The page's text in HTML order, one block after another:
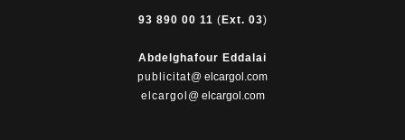
93 890 00 11 ( Ext. 03)
Abdelghafour Eddalai
publicitat@ elcargol.com
elcargol @ elcargol.com